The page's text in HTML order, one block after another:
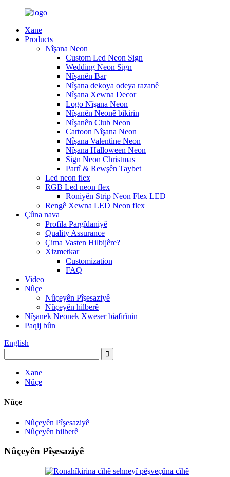
Xane
Products
Nîşana Neon
Custom Led Neon Sign
Wedding Neon Sign
Nîşanên Bar
Nîşana dekoya odeya razanê
Nîşana Xewna Decor
Logo Nîşana Neon
Nîşanên Neonê bikirin
Nîşanên Club Neon
Cartoon Nîşana Neon
Nîşana Valentine Neon
Nîşana Halloween Neon
Sign Neon Christmas
Partî & Rewşên Taybet
Led neon flex
RGB Led neon flex
Roniyên Strip Neon Flex LED
Rengê Xewna LED Neon flex
Çûna nava
Profîla Pargîdaniyê
Quality Assurance
Çima Vasten Hilbijêre?
Xizmetkar
Customization
FAQ
Video
Nûçe
Nûçeyên Pîşesaziyê
Nûçeyên hilberê
Nîşanek Neonek Xweser biafirînin
Paqij bûn
English
Xane
Nûçe
Nûçe
Nûçeyên Pîşesaziyê
Nûçeyên hilberê
Nûçeyên Pîşesaziyê